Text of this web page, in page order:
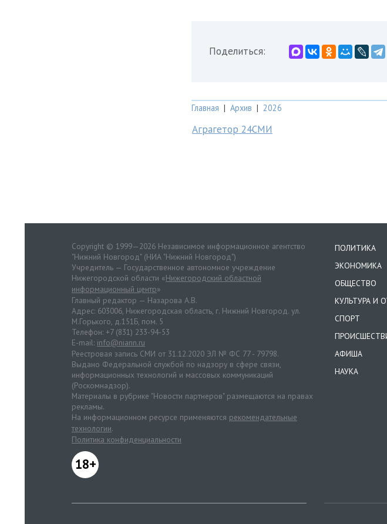
Поделиться:
Главная | Архив | 2026
Аграгетор 24СМИ
Copyright © 1999—2026 Независимое информационное агентство
"Нижний Новгород" (НИА "Нижний Новгород")
Учредитель — Государственное автономное учреждение
Нижегородской области «Нижегородский областной
информационный центр»
Главный редактор — Назарова А.В.
Адрес: 603006, Нижегородская область, г. Нижний Новгород. ул.
М.Горького, д.151Б, пом. 5
Телефон: +7 (831) 233-94-53
E-mail: info@niann.ru
Реестровая запись СМИ от 31.12.2020 ЭЛ № ФС 77 - 79798.
Выдано Федеральной службой по надзору в сфере связи,
информационных технологий и массовых коммуникаций
(Роскомнадзор).
Материалы в рубрике "Новости партнеров" размещаются на правах
рекламы.
На информационном ресурсе применяются рекомендательные
технологии.
Политика конфиденциальности
18+
ПОЛИТИКА
ЭКОНОМИКА
ОБЩЕСТВО
КУЛЬТУРА И
СПОРТ
АФИША
НАУКА